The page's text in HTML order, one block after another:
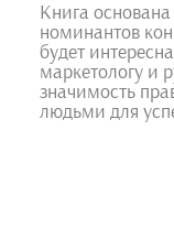
Книга
номинантов
будет
маркетологу и
значимость
людьми для